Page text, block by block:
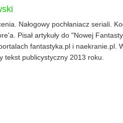
Nałogowy pochłaniacz seriali.
Pisał artykuły do "Nowej
fantastyka.pl i naekranie.pl.
tekst publicystyczny 2013 roku.